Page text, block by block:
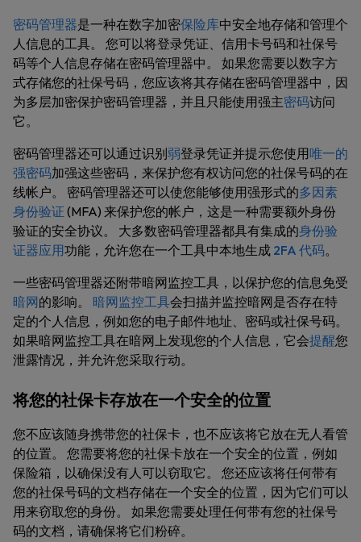
密码管理器是一种在数字加密保险库中安全地存储和管理个
人信息的工具。 您可以将登录凭证、信用卡号码和社保号
码等个人信息存储在密码管理器中。 如果您需要以数字方
式存储您的社保号码，您应该将其存储在密码管理器中，因
为多层加密保护密码管理器，并且只能使用强主密码访问
它。
密码管理器还可以通过识别弱登录凭证并提示您使用唯一的
强密码加强这些密码，来保护您有权访问您的社保号码的在
线帐户。 密码管理器还可以使您能够使用强形式的多因素
身份验证 (MFA) 来保护您的帐户，这是一种需要额外身份
验证的安全协议。 大多数密码管理器都具有集成的身份验
证器应用功能，允许您在一个工具中本地生成 2FA 代码。
一些密码管理器还附带暗网监控工具，以保护您的信息免受
暗网的影响。 暗网监控工具会扫描并监控暗网是否存在特
定的个人信息，例如您的电子邮件地址、密码或社保号码。
如果暗网监控工具在暗网上发现您的个人信息，它会提醒您
泄露情况，并允许您采取行动。
将您的社保卡存放在一个安全的位置
您不应该随身携带您的社保卡，也不应该将它放在无人看管
的位置。 您需要将您的社保卡放在一个安全的位置，例如
保险箱，以确保没有人可以窃取它。 您还应该将任何带有
您的社保号码的文档存储在一个安全的位置，因为它们可以
用来窃取您的身份。 如果您需要处理任何带有您的社保号
码的文档，请确保将它们粉碎。